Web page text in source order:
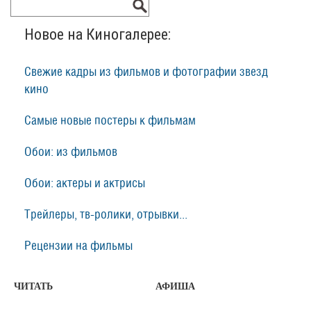
Новое на Киногалерее:
Свежие кадры из фильмов и фотографии звезд
кино
Самые новые постеры к фильмам
Обои: из фильмов
Обои: актеры и актрисы
Трейлеры, тв-ролики, отрывки...
Рецензии на фильмы
ЧИТАТЬ АФИША